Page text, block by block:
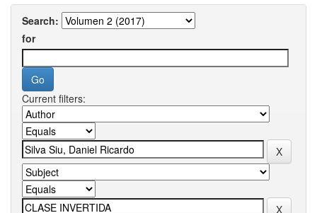
Search:
for
Current filters: